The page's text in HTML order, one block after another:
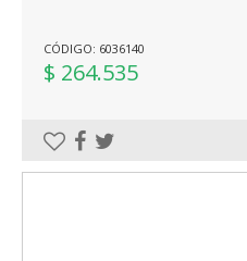
CÓDIGO: 6036140
$ 264.535